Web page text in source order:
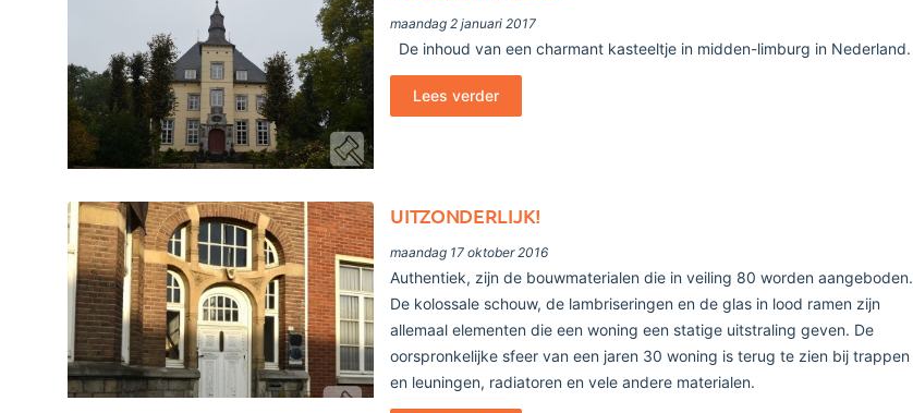
maandag 2 januari 2017
De inhoud van een charmant kasteeltje in midden-limburg in Nederland.
Lees verder
UITZONDERLIJK!
maandag 17 oktober 2016
Authentiek, zijn de bouwmaterialen die in veiling 80 worden aangeboden.
De kolossale schouw, de lambriseringen en de glas in lood ramen zijn
allemaal elementen die een woning een statige uitstraling geven. De
oorspronkelijke sfeer van een jaren 30 woning is terug te zien bij trappen
en leuningen, radiatoren en vele andere materialen.